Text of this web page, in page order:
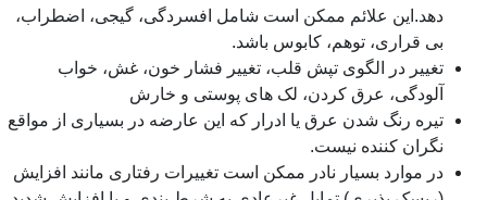
دهد.این علائم ممکن است شامل افسردگى، گیجى، اضطراب،
بی قرارى، توهم، کابوس باشد.
تغییر در الگوى تپش قلب، تغییر فشار خون، غش، خواب
آلودگى، عرق کردن، لک هاى پوستى و خارش
تیره رنگ شدن عرق یا ادرار که این عارضه در بسیاری از مواقع
نگران کننده نیست.
در موارد بسیار نادر ممکن است تغییرات رفتارى مانند افزایش